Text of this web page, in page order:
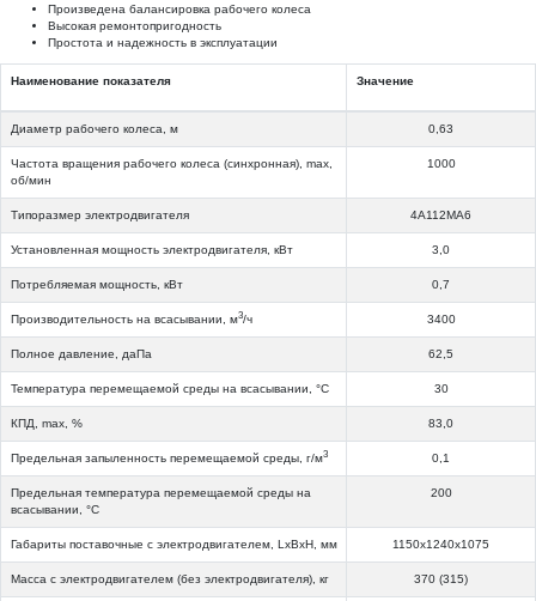
Произведена балансировка рабочего колеса
Высокая ремонтопригодность
Простота и надежность в эксплуатации
Наименование показателя Значение
Диаметр рабочего колеса, м 0,63
Частота вращения рабочего колеса (синхронная), max,
об/мин
1000
Типоразмер электродвигателя 4А112МА6
Установленная мощность электродвигателя, кВт 3,0
Потребляемая мощность, кВт 0,7
Производительность на всасывании, м3/ч 3400
Полное давление, даПа 62,5
Температура перемещаемой среды на всасывании, °С 30
КПД, max, % 83,0
Предельная запыленность перемещаемой среды, г/м3 0,1
Предельная температура перемещаемой среды на
всасывании, °С
200
Габариты поставочные с электродвигателем, LхВхH, мм 1150х1240х1075
Масса с электродвигателем (без электродвигателя), кг 370 (315)